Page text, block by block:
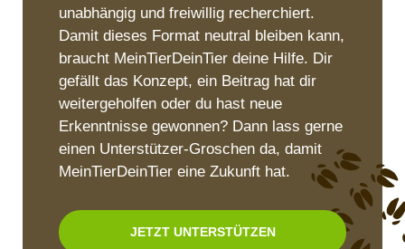
unabhängig und freiwillig recherchiert.
Damit dieses Format neutral bleiben kann,
braucht MeinTierDeinTier deine Hilfe. Dir
gefällt das Konzept, ein Beitrag hat dir
weitergeholfen oder du hast neue
Erkenntnisse gewonnen? Dann lass gerne
einen Unterstützer-Groschen da, damit
MeinTierDeinTier eine Zukunft hat.
JETZT UNTERSTÜTZEN